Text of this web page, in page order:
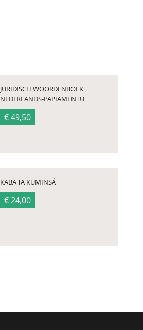
JURIDISCH WOORDENBOEK
NEDERLANDS-PAPIAMENTU
€ 49,50
KABA TA KUMINSÁ
€ 24,00